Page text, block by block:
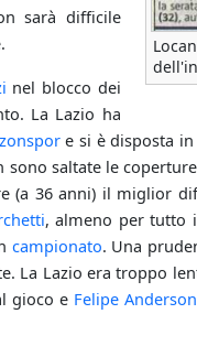
sarà difficile
nel blocco dei
La Lazio ha
e si è disposta in
saltate le
(a 36 anni) il miglior
, almeno per tutto
campionato. Una
La Lazio era troppo
gioco e Felipe Anderson